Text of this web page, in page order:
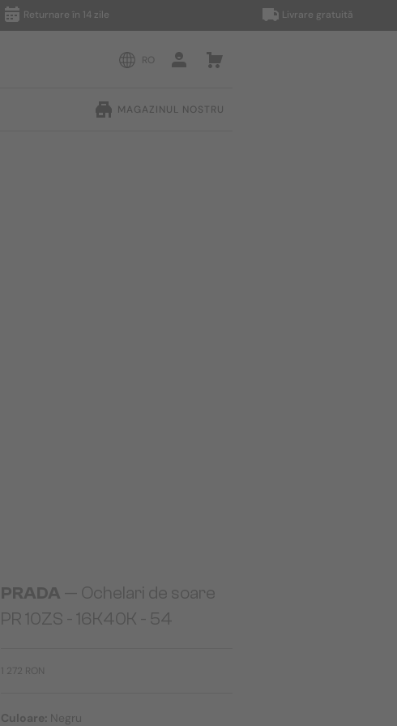
Returnare în 14 zile Livrare gratuită
RO
MAGAZINUL NOSTRU
PRADA — Ochelari de soare
PR 10ZS - ​16K40K - ​54
1 272 RON
Culoare: Negru